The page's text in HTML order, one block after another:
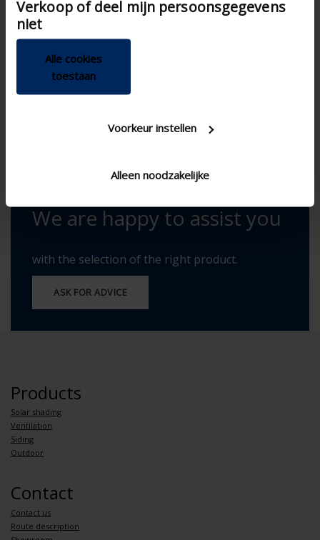
van hun services.
Verkoop of deel mijn persoonsgegevens
niet
Alle cookies
toestaan
Voorkeur instellen
Alleen noodzakelijke
Hot water tank
Hot water tank 250l
Maintenace-free Duplex tank
We are happy to assist you
with the selection of the right product.
ASK FOR ADVICE
Products
Solar shading
Ventilation
Siding
Outdoor
Contact
Contact us
Route description